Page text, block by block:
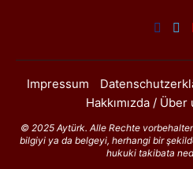
Impressum
Hakkımızda / Über
© 2025 Aytürk. Alle Rechte
bilgiyi ya da belgeyi, herhangi bir
hukuki takibata